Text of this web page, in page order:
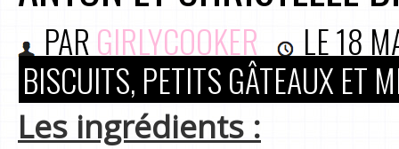
PAR GIRLYCOOKER LE18
BISCUITS, PETITS GÂTEAUX ET
Les ingrédients :